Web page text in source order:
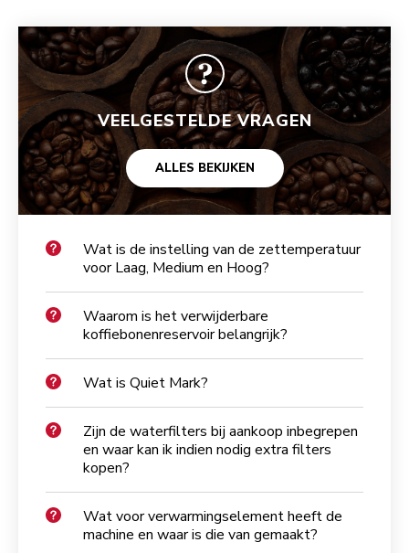
VEELGESTELDE VRAGEN
ALLES BEKIJKEN
Wat is de instelling van de zettemperatuur
voor Laag, Medium en Hoog?
Waarom is het verwijderbare
koffiebonenreservoir belangrijk?
Wat is Quiet Mark?
Zijn de waterfilters bij aankoop inbegrepen
en waar kan ik indien nodig extra filters
kopen?
Wat voor verwarmingselement heeft de
machine en waar is die van gemaakt?